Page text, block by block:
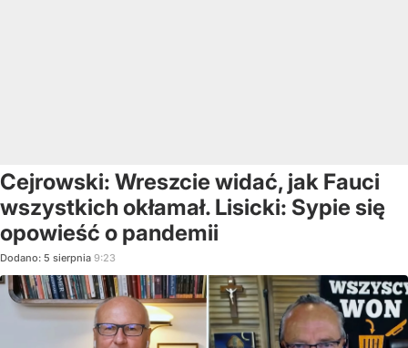
Cejrowski: Wreszcie widać, jak Fauci
wszystkich okłamał. Lisicki: Sypie się
opowieść o pandemii
Dodano: 5 sierpnia 9:23